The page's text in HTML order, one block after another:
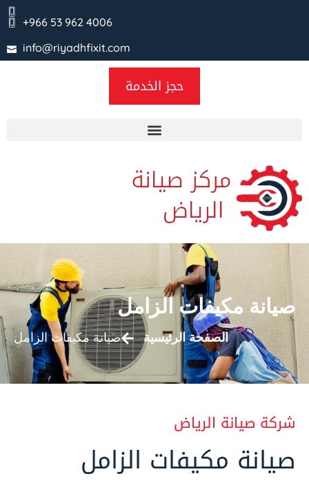
+966 53 962 4006
info@riyadhfixit.com
حجز الخدمة
صيانة مكيفات الزامل
صيانة مكيفات الزامل الصفحة الرئيسية
شركة صيانة الرياض
صيانة مكيفات الزامل